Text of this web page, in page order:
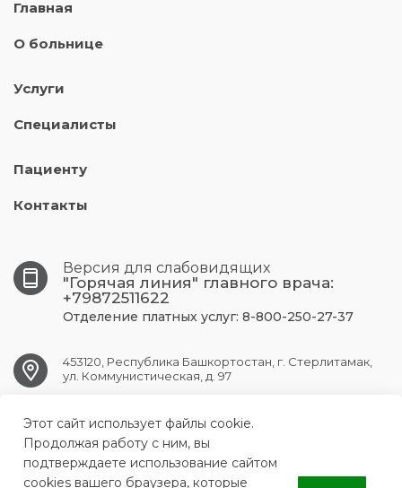
Главная
О больнице
Услуги
Специалисты
Пациенту
Контакты
Версия для слабовидящих
"Горячая линия" главного врача:
+79872511622
Отделение платных услуг: 8-800-250-27-37
453120, Республика Башкортостан, г. Стерлитамак,
ул. Коммунистическая, д. 97
str.gkb1@doctorrb.ru
Этот сайт использует файлы cookie.
Продолжая работу с ним, вы
подтверждаете использование сайтом
cookies вашего браузера, которые